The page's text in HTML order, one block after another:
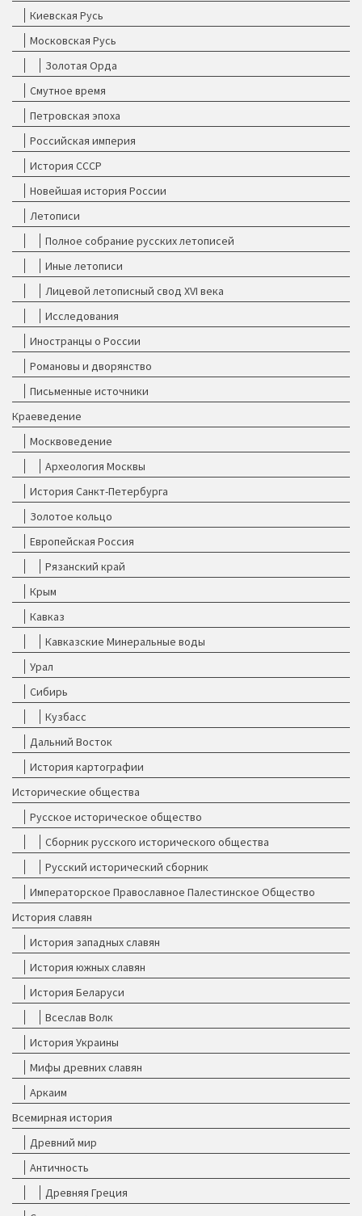
Киевская Русь
Московская Русь
Золотая Орда
Смутное время
Петровская эпоха
Российская империя
История СССР
Новейшая история России
Летописи
Полное собрание русских летописей
Иные летописи
Лицевой летописный свод XVI века
Исследования
Иностранцы о России
Романовы и дворянство
Письменные источники
Краеведение
Москвоведение
Археология Москвы
История Санкт-Петербурга
Золотое кольцо
Европейская Россия
Рязанский край
Крым
Кавказ
Кавказские Минеральные воды
Урал
Сибирь
Кузбасс
Дальний Восток
История картографии
Исторические общества
Русское историческое общество
Сборник русского исторического общества
Русский исторический сборник
Императорское Православное Палестинское Общество
История славян
История западных славян
История южных славян
История Беларуси
Всеслав Волк
История Украины
Мифы древних славян
Аркаим
Всемирная история
Древний мир
Античность
Древняя Греция